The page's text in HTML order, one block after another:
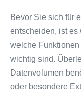
Bevor Sie sich für
entscheiden, ist es
welche
wichtig sind.
Datenvolumen
oder besondere